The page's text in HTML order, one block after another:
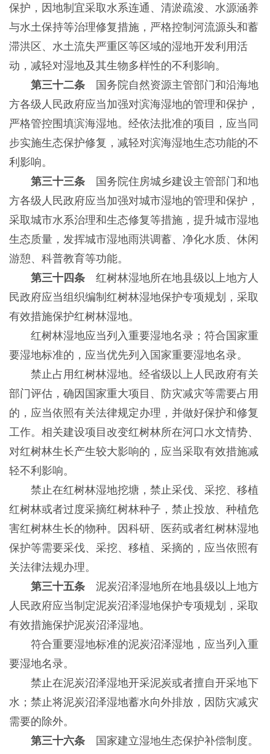
保护，因地制宜采取水系连通、清淤疏浚、水源涵养
与水土保持等治理修复措施，严格控制河流源头和蓄
滞洪区、水土流失严重区等区域的湿地开发利用活
动，减轻对湿地及其生物多样性的不利影响。
第三十二条国务院自然资源主管部门和沿海地
方各级人民政府应当加强对滨海湿地的管理和保护，
严格管控围填滨海湿地。经依法批准的项目，应当同
步实施生态保护修复，减轻对滨海湿地生态功能的不
利影响。
第三十三条国务院住房城乡建设主管部门和地
方各级人民政府应当加强对城市湿地的管理和保护，
采取城市水系治理和生态修复等措施，提升城市湿地
生态质量，发挥城市湿地雨洪调蓄、净化水质、休闲
游憩、科普教育等功能。
第三十四条红树林湿地所在地县级以上地方人
民政府应当组织编制红树林湿地保护专项规划，采取
有效措施保护红树林湿地。
红树林湿地应当列入重要湿地名录；符合国家重
要湿地标准的，应当优先列入国家重要湿地名录。
禁止占用红树林湿地。经省级以上人民政府有关
部门评估，确因国家重大项目、防灾减灾等需要占用
的，应当依照有关法律规定办理，并做好保护和修复
工作。相关建设项目改变红树林所在河口水文情势、
对红树林生长产生较大影响的，应当采取有效措施减
轻不利影响。
禁止在红树林湿地挖塘，禁止采伐、采挖、移植
红树林或者过度采摘红树林种子，禁止投放、种植危
害红树林生长的物种。因科研、医药或者红树林湿地
保护等需要采伐、采挖、移植、采摘的，应当依照有
关法律法规办理。
第三十五条泥炭沼泽湿地所在地县级以上地方
人民政府应当制定泥炭沼泽湿地保护专项规划，采取
有效措施保护泥炭沼泽湿地。
符合重要湿地标准的泥炭沼泽湿地，应当列入重
要湿地名录。
禁止在泥炭沼泽湿地开采泥炭或者擅自开采地下
水；禁止将泥炭沼泽湿地蓄水向外排放，因防灾减灾
需要的除外。
第三十六条国家建立湿地生态保护补偿制度。